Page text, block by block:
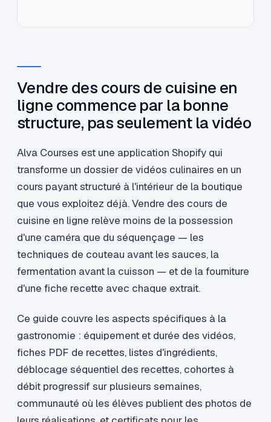
Vendre des cours de cuisine en
ligne commence par la bonne
structure, pas seulement la vidéo
Alva Courses est une application Shopify qui
transforme un dossier de vidéos culinaires en un
cours payant structuré à l'intérieur de la boutique
que vous exploitez déjà. Vendre des cours de
cuisine en ligne relève moins de la possession
d'une caméra que du séquençage — les
techniques de couteau avant les sauces, la
fermentation avant la cuisson — et de la fourniture
d'une fiche recette avec chaque extrait.
Ce guide couvre les aspects spécifiques à la
gastronomie : équipement et durée des vidéos,
fiches PDF de recettes, listes d'ingrédients,
déblocage séquentiel des recettes, cohortes à
débit progressif sur plusieurs semaines,
communauté où les élèves publient des photos de